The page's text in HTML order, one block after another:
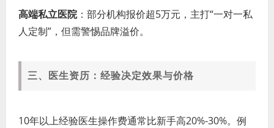
高端私立医院：部分机构报价超5万元，主打“一对一私
人定制”，但需警惕品牌溢价。
三、医生资历：经验决定效果与价格
10年以上经验医生操作费通常比新手高20%-30%。例